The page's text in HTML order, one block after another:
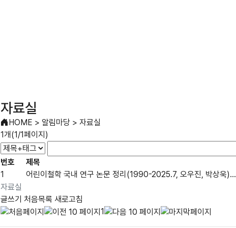
자료실
HOME > 알림마당 > 자료실
1개(1/1페이지)
자료실
번호 제목
1
어린이철학 국내 연구 논문 정리(1990-2025.7, 오우진, 박상욱)...
글쓰기 처음목록 새로고침
1